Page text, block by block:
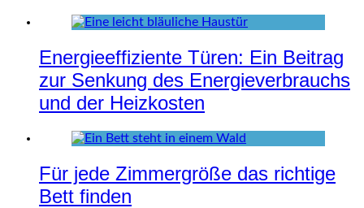
Energieeffiziente Türen: Ein Beitrag
zur Senkung des Energieverbrauchs
und der Heizkosten
Für jede Zimmergröße das richtige
Bett finden